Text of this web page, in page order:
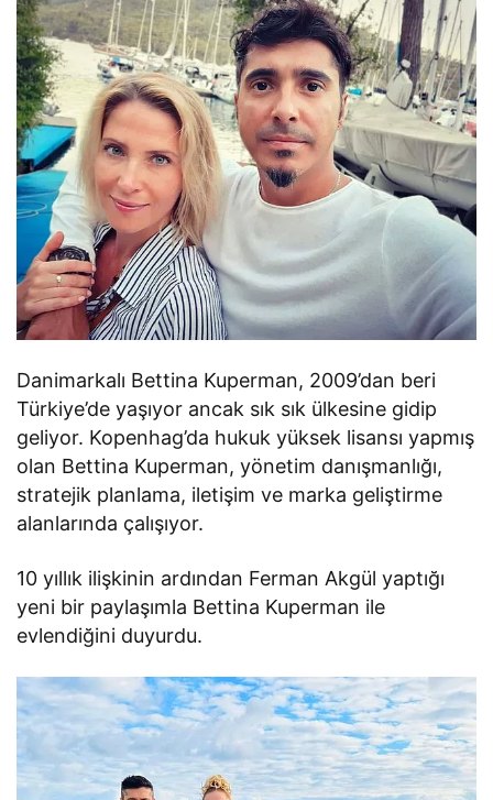
Danimarkalı Bettina Kuperman, 2009’dan beri
Türkiye’de yaşıyor ancak sık sık ülkesine gidip
geliyor. Kopenhag’da hukuk yüksek lisansı yapmış
olan Bettina Kuperman, yönetim danışmanlığı,
stratejik planlama, iletişim ve marka geliştirme
alanlarında çalışıyor.
10 yıllık ilişkinin ardından Ferman Akgül yaptığı
yeni bir paylaşımla Bettina Kuperman ile
evlendiğini duyurdu.